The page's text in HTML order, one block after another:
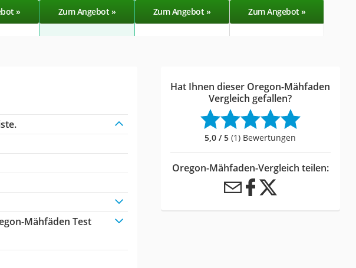
» Zum Angebot » Zum Angebot » Zum Angebot »
Mähfäden Test
Hat Ihnen dieser Oregon-Mähfaden
Vergleich gefallen?
5,0 / 5 (1) Bewertungen
Oregon-Mähfaden-Vergleich teilen: